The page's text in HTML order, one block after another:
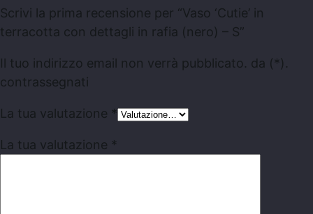
Scrivi la prima recensione per “Vaso ‘Cutie’ in
terracotta con dettagli in rafia (nero) – S”
Il tuo indirizzo email non verrà pubblicato. da (*).
contrassegnati
La tua valutazione *
La tua valutazione *